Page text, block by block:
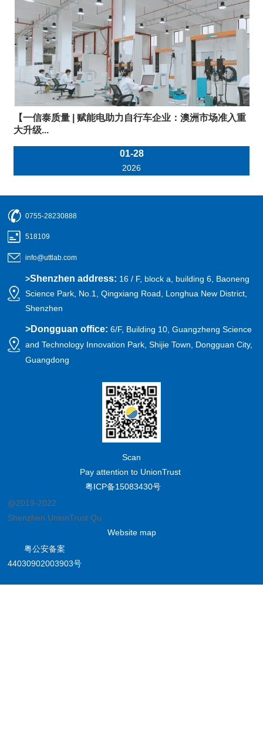
【一信泰质量 | 赋能电助力自行车企业：澳洲市场准入重
大升级...
01-28
2026
0755-28230888
518109
info@uttlab.com
>Shenzhen address: 16 / F, block a, building 6, Baoneng
Science Park, No.1, Qingxiang Road, Longhua New District,
Shenzhen
>Dongguan office:6/F, Building 10, Guangzheng Science
and Technology Innovation Park, Shijie Town, Dongguan City,
Guangdong
Scan
Pay attention to UnionTrust
粤ICP备15083430号
@2019-2022
Shenzhen UnionTrust Quality and Technology Co., Ltd.
Website map
粤公安备案
44030902003903号